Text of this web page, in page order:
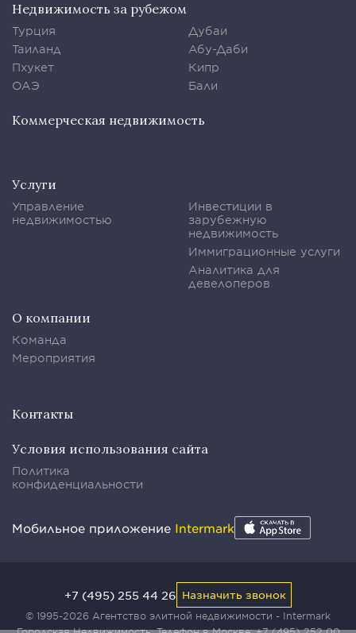
Недвижимость за рубежом
Турция
Таиланд
Пхукет
ОАЭ
Дубаи
Абу-Даби
Кипр
Бали
Коммерческая недвижимость
Услуги
Управление
недвижимостью
Инвестиции в
зарубежную
недвижимость
Иммиграционные услуги
Аналитика для
девелоперов
О компании
Команда
Мероприятия
Контакты
Условия использования сайта
Политика
конфиденциальности
Мобильное приложение Intermark
© 1995-2026 Агентство элитной недвижимости - Intermark
+7 (495) 255 44 26 Назначить звонок